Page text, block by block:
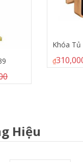
Khóa
₫
Hiệu